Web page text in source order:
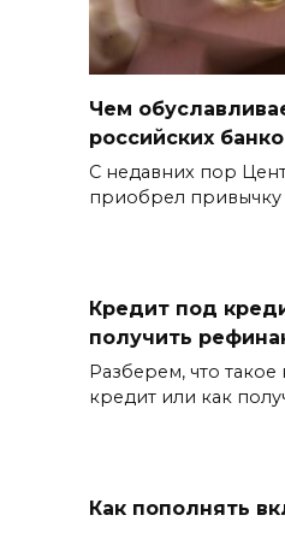
Чем
российских
С недавних пор
приобрел привычку
Кредит под
получить
Разберем, что
кредит или как
Как пополнять